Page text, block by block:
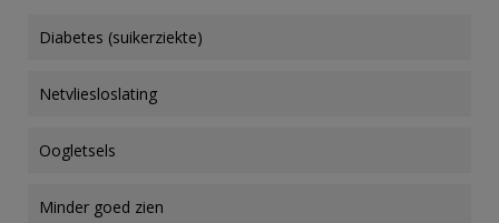
Diabetes (suikerziekte)
Netvliesloslating
Oogletsels
Minder goed zien